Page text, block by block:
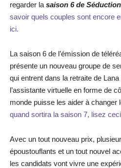
regarder la saison 6 de
savoir quels couples sont encore
ici.
La saison 6 de l’émission de
présente un nouveau groupe de
qui entrent dans la retraite de Lana
l’assistante virtuelle en forme de
monde puisse les aider à changer
quand sortira la saison 7, lisez
Avec un tout nouveau prix,
époustouflants et un tout nouvel
les candidats vont vivre une